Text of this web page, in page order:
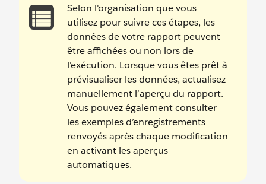
Selon l'organisation que vous
utilisez pour suivre ces étapes, les
données de votre rapport peuvent
être affichées ou non lors de
l'exécution. Lorsque vous êtes prêt à
prévisualiser les données, actualisez
manuellement l’aperçu du rapport.
Vous pouvez également consulter
les exemples d’enregistrements
renvoyés après chaque modification
en activant les aperçus
automatiques.